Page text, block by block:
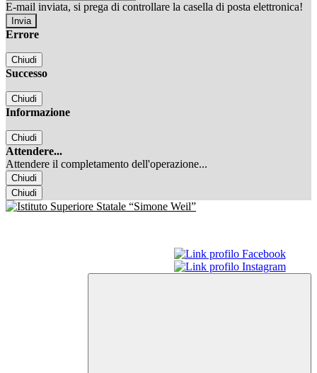
E-mail inviata, si prega di controllare la casella di posta elettronica!
Errore
Chiudi
Successo
Chiudi
Informazione
Chiudi
Attendere...
Attendere il completamento dell'operazione...
Chiudi
Chiudi